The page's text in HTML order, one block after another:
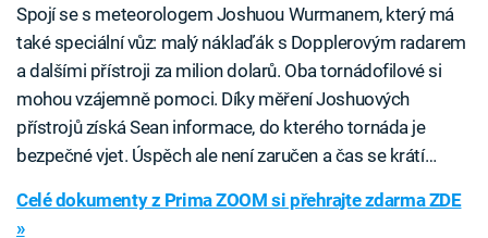
Spojí se s meteorologem Joshuou Wurmanem, který má
také speciální vůz: malý náklaďák s Dopplerovým radarem
a dalšími přístroji za milion dolarů. Oba tornádofilové si
mohou vzájemně pomoci. Díky měření Joshuových
přístrojů získá Sean informace, do kterého tornáda je
bezpečné vjet. Úspěch ale není zaručen a čas se krátí…
Celé dokumenty z Prima ZOOM si přehrajte zdarma ZDE
»